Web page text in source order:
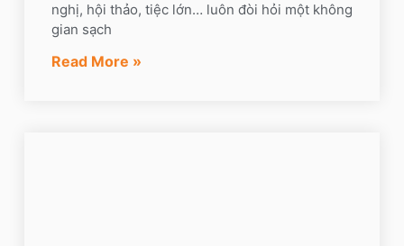
nghị, hội thảo, tiệc lớn… luôn đòi hỏi một không
gian sạch
Read More »